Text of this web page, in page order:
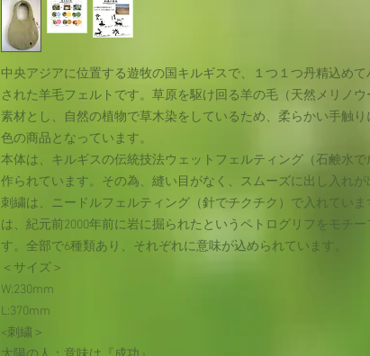
中央アジアに位置する遊牧の国キルギスで、１つ１つ丹精込めて
された羊毛フェルトです。草原を駆け回る羊の毛（天然メリノウ
素材とし、自然の植物で草木染をしているため、柔らかい手触り
色の商品となっています。
本体は、キルギスの伝統技法ウェットフェルティング（石鹸水
作られています。その為、縫い目がなく、スムーズに出し入れが
刺繍は、ニードルフェルティング（針でチクチク）で入れていま
は、紀元前2000年前に岩に掘られたというペトログリフをモチー
す。全部で6種類あり、それぞれに意味が込められています。
＜サイズ＞
W:230mm
L:370mm
<刺繍＞